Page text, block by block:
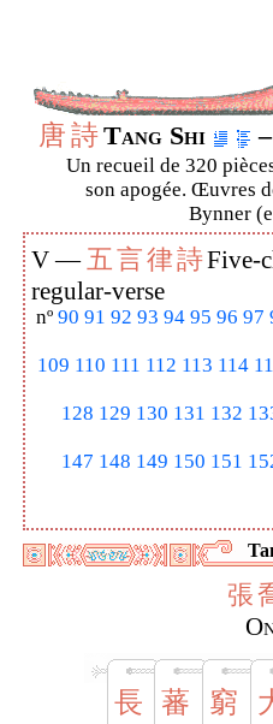
唐詩Tang Shi
Un recueil de 320
son apogée. Œuvres
Bynner
V —五言律詩Five-
regular-verse
nº 90 91 92 93 94 95 96 97
109 110 111 112 113 114
128 129 130 131 132
147 148 149 150 151
張
長
蕃
窮